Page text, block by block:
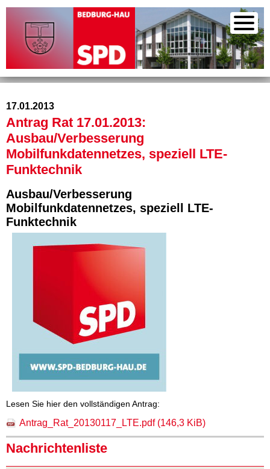
17.01.2013
Antrag Rat 17.01.2013:
Ausbau/Verbesserung
Mobilfunkdatennetzes, speziell LTE-
Funktechnik
Ausbau/Verbesserung
Mobilfunkdatennetzes, speziell LTE-
Funktechnik
Lesen Sie hier den vollständigen Antrag:
Antrag_Rat_20130117_LTE.pdf (146,3 KiB)
Nachrichtenliste